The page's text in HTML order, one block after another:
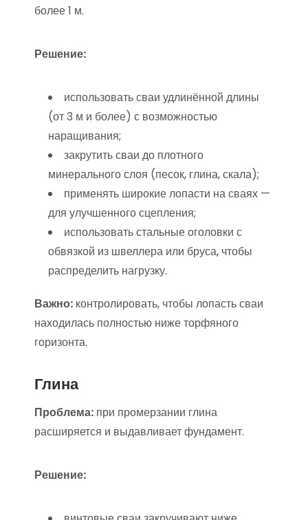
более 1 м.
Решение:
использовать сваи удлинённой длины
(от 3 м и более) с возможностью
наращивания;
закрутить сваи до плотного
минерального слоя (песок, глина, скала);
применять широкие лопасти на сваях —
для улучшенного сцепления;
использовать стальные оголовки с
обвязкой из швеллера или бруса, чтобы
распределить нагрузку.
Важно: контролировать, чтобы лопасть сваи
находилась полностью ниже торфяного
горизонта.
Глина
Проблема: при промерзании глина
расширяется и выдавливает фундамент.
Решение: